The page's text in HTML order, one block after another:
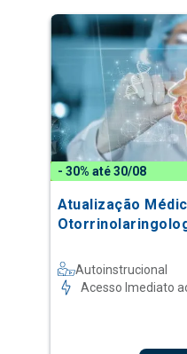
- 30% até 30/08
Atualização
Autoinstrucional
Acesso Imediato